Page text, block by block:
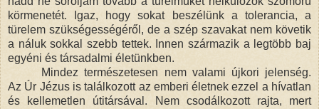
körmenetét. Igaz, hogy sokat beszélünk a tolerancia, a
türelem szükségességéről, de a szép szavakat nem követik
a náluk sokkal szebb tettek. Innen származik a legtöbb baj
egyéni és társadalmi életünkben.
Mindez természetesen nem valami újkori jelenség.
Az Úr Jézus is találkozott az emberi életnek ezzel a hívatlan
és kellemetlen útitársával. Nem csodálkozott rajta, mert